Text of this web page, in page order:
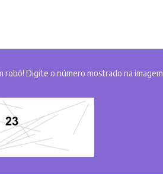
robô! Digite o número mostrado na imagem